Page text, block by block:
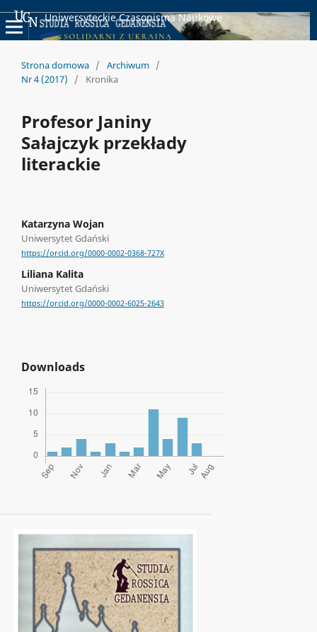
Uniwersyteckie Czasopisma Naukowe
Strona domowa / Archiwum /
Nr 4 (2017)
/ Kronika
Profesor Janiny
Sałajczyk przekłady
literackie
Katarzyna Wojan
Uniwersytet Gdański
https://orcid.org/0000-0002-0368-727X
Liliana Kalita
Uniwersytet Gdański
https://orcid.org/0000-0002-6025-2643
Downloads